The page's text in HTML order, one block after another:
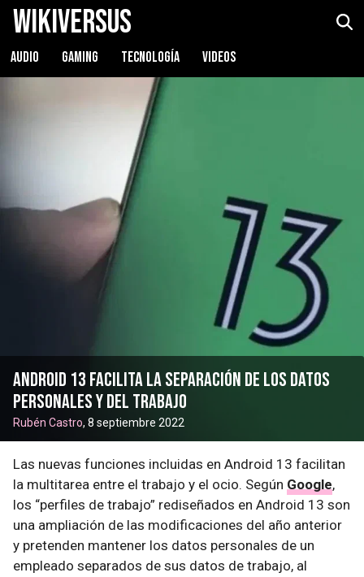
WikiVersus
AUDIO GAMING TECNOLOGÍA VIDEOS
Android 13 facilita la separación de los datos
personales y del trabajo
Rubén Castro, 8 septiembre 2022
Las nuevas funciones incluidas en Android 13 facilitan
la multitarea entre el trabajo y el ocio. Según Google,
los “perfiles de trabajo” rediseñados en Android 13 son
una ampliación de las modificaciones del año anterior
y pretenden mantener los datos personales de un
empleado separados de sus datos de trabajo, al